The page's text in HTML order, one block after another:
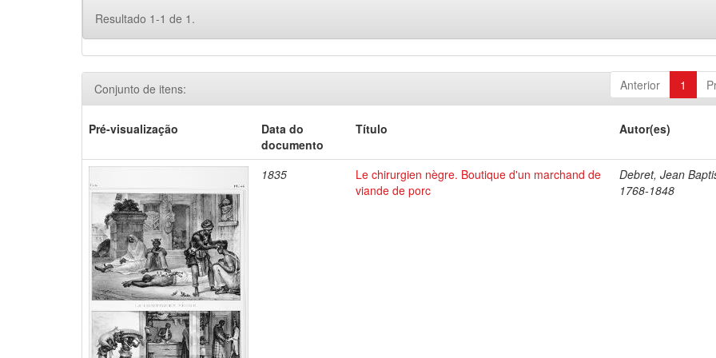
Resultado 1-1 de 1.
Anterior 1
Conjunto de itens:
Pré-visualização
Data do
documento
Título Autor(es)
1835
Le chirurgien nègre. Boutique d'un marchand de
viande de porc
Debret, Jean
1768-1848